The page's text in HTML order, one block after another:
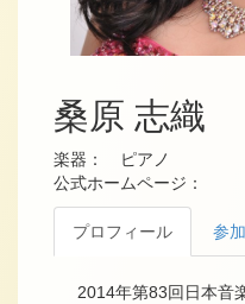
桑原 志織
楽器： ピアノ
公式ホームページ：
プロフィール 参
2014年第83回日本音